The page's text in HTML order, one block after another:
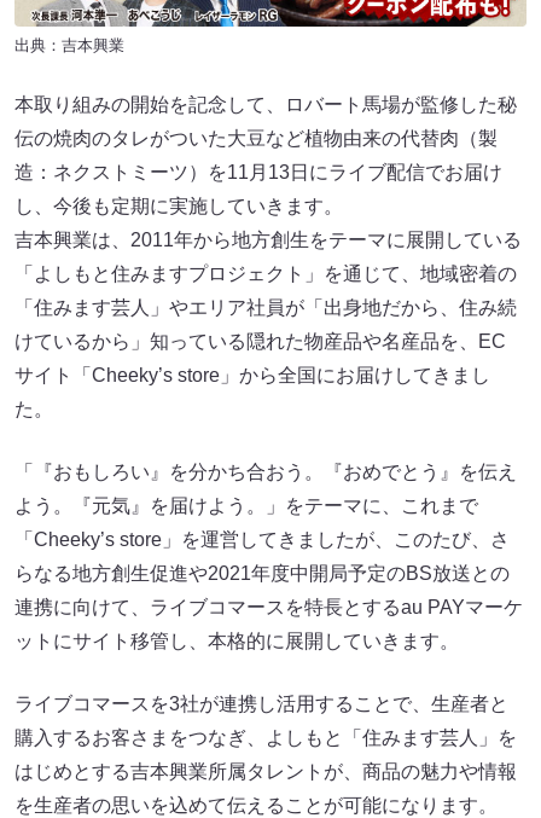
出典：吉本興業
本取り組みの開始を記念して、ロバート馬場が監修した秘
伝の焼肉のタレがついた大豆など植物由来の代替肉（製
造：ネクストミーツ）を11月13日にライブ配信でお届け
し、今後も定期に実施していきます。
吉本興業は、2011年から地方創生をテーマに展開している
「よしもと住みますプロジェクト」を通じて、地域密着の
「住みます芸人」やエリア社員が「出身地だから、住み続
けているから」知っている隠れた物産品や名産品を、EC
サイト「Cheeky’s store」から全国にお届けしてきまし
た。
「『おもしろい』を分かち合おう。『おめでとう』を伝え
よう。『元気』を届けよう。」をテーマに、これまで
「Cheeky’s store」を運営してきましたが、このたび、さ
らなる地方創生促進や2021年度中開局予定のBS放送との
連携に向けて、ライブコマースを特長とするau PAYマーケ
ットにサイト移管し、本格的に展開していきます。
ライブコマースを3社が連携し活用することで、生産者と
購入するお客さまをつなぎ、よしもと「住みます芸人」を
はじめとする吉本興業所属タレントが、商品の魅力や情報
を生産者の思いを込めて伝えることが可能になります。